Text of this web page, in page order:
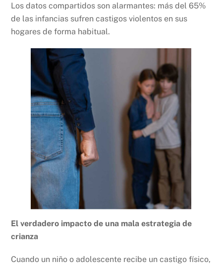
Los datos compartidos son alarmantes: más del 65%
de las infancias sufren castigos violentos en sus
hogares de forma habitual.
El verdadero impacto de una mala estrategia de
crianza
Cuando un niño o adolescente recibe un castigo físico,